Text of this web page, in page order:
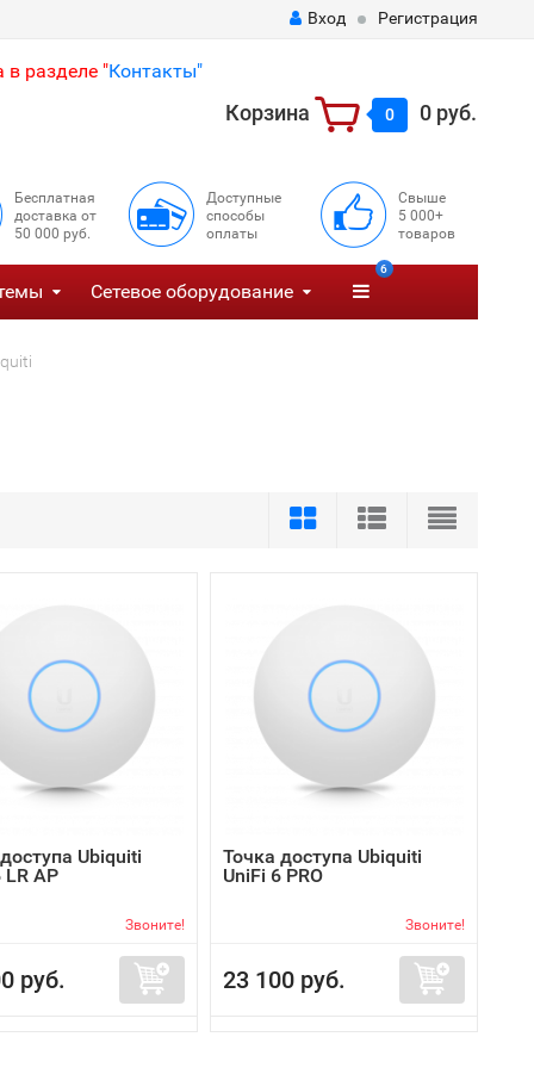
Вход Регистрация
разделе "Контакты"
Корзина 0 0 руб.
Бесплатная
доставка от
50 000 руб.
Доступные
способы
оплаты
Свыше
5 000+
товаров
Сетевое оборудование
6
Ubiquiti
LR AP
Звоните!
руб.
Точка доступа Ubiquiti
UniFi 6 PRO
Звоните!
23 100 руб.